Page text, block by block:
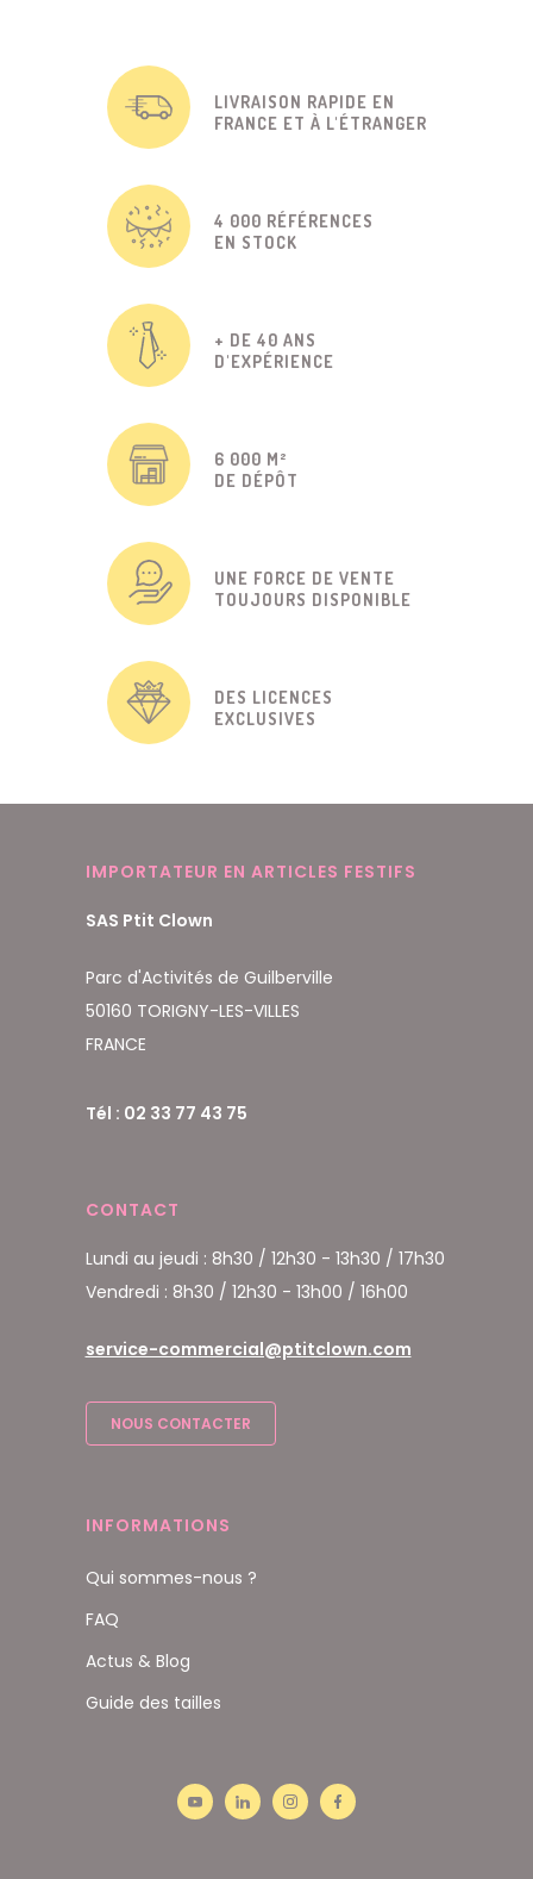
LIVRAISON RAPIDE EN
FRANCE ET À L'ÉTRANGER
4 000 RÉFÉRENCES
EN STOCK
+ DE 40 ANS
D'EXPÉRIENCE
6 000 M²
DE DÉPÔT
UNE FORCE DE VENTE
TOUJOURS DISPONIBLE
DES LICENCES
EXCLUSIVES
IMPORTATEUR EN ARTICLES FESTIFS
SAS Ptit Clown
Parc d'Activités de Guilberville
50160 TORIGNY-LES-VILLES
FRANCE
Tél : 02 33 77 43 75
CONTACT
Lundi au jeudi : 8h30 / 12h30 - 13h30 / 17h30
Vendredi : 8h30 / 12h30 - 13h00 / 16h00
service-commercial@ptitclown.com
NOUS CONTACTER
INFORMATIONS
Qui sommes-nous ?
FAQ
Actus & Blog
Guide des tailles